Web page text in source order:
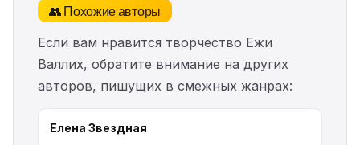
👥 Похожие авторы
Если вам нравится творчество Ежи
Валлих, обратите внимание на других
авторов, пишущих в смежных жанрах:
Елена Звездная